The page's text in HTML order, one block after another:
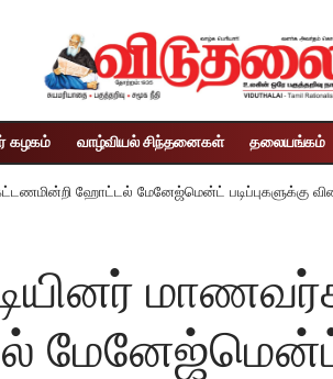
கழகம் வாழ்வியல் சிந்தனைகள் தலையங்கம்
ஹோட்டல் மேனேஜ்மென்ட் படிப்புகளுக்கு